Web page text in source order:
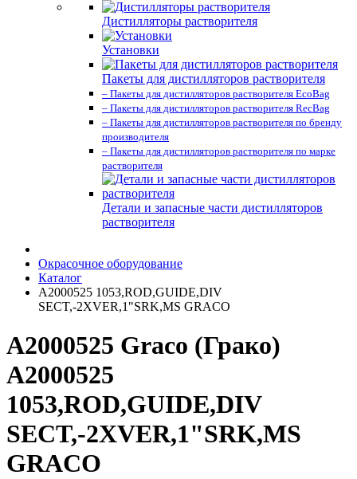
Дистилляторы растворителя
Установки
Пакеты для дистилляторов растворителя
– Пакеты для дистилляторов растворителя EcoBag
– Пакеты для дистилляторов растворителя RecBag
– Пакеты для дистилляторов растворителя по бренду
производителя
– Пакеты для дистилляторов растворителя по марке
растворителя
Детали и запасные части дистилляторов
растворителя
Окрасочное оборудование
Каталог
A2000525 1053,ROD,GUIDE,DIV
SECT,-2XVER,1"SRK,MS GRACO
A2000525 Graco (Грако)
A2000525
1053,ROD,GUIDE,DIV
SECT,-2XVER,1"SRK,MS
GRACO